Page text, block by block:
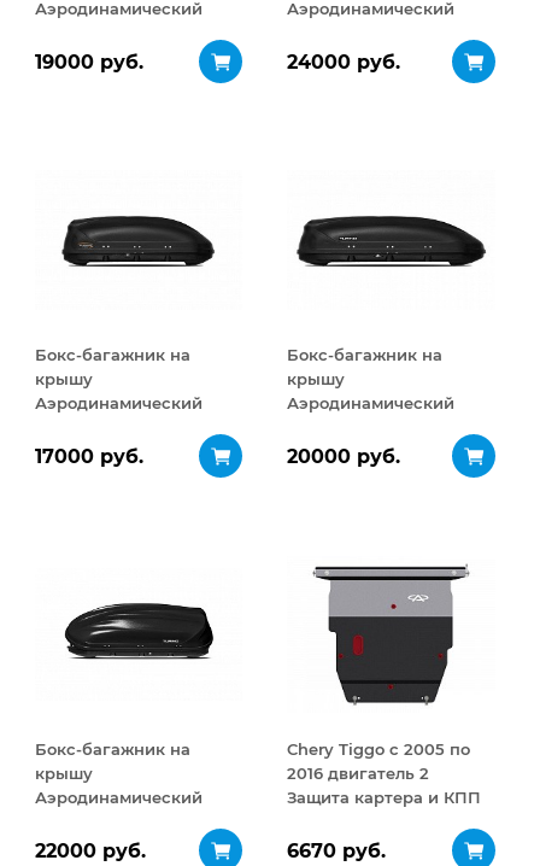
Аэродинамический
ДВУСТОРОННЕЕ
19000 руб.
Аэродинамический
24000 руб.
Бокс-багажник на
крышу
Аэродинамический
17000 руб.
Бокс-багажник на
крышу
Аэродинамический
20000 руб.
Бокс-багажник на
крышу
Аэродинамический
ДВУСТОРОННЕЕ
22000 руб.
Chery Tiggo с 2005 по
2016 двигатель 2
Защита картера и КПП
6670 руб.